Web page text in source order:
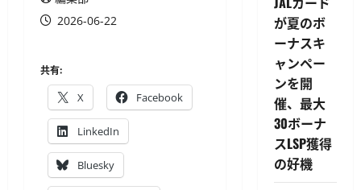
2026-06-22
共有:
X Facebook
LinkedIn
Bluesky
が夏のボ
ーナスキ
ャンペー
ンを開
催、最大
30ボーナ
スLSP獲得
の好機